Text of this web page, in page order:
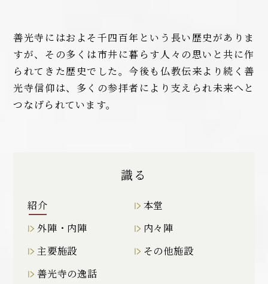
善光寺にはおよそ千四百年という長い歴史がありま
すが、その多くは市井に暮らす人々の思いと共に作
られてきた歴史でした。今後も仏教伝来より続く善
光寺信仰は、多くの参拝者により支えられ未来へと
つなげられています。
識る
紹介
本堂
外陣・内陣
内々陣
主要施設
その他施設
善光寺の逸話